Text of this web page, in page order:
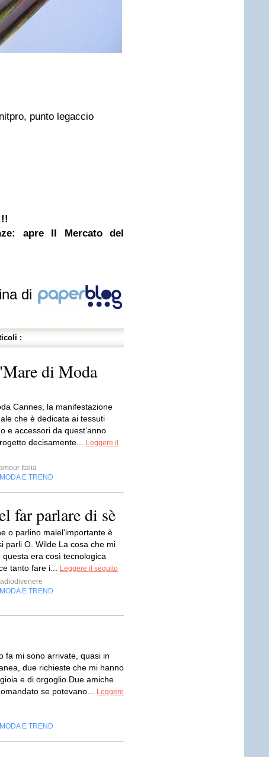
punto legaccio
apre Il Mercato del
di
:
di Moda
Cannes, la manifestazione
che è dedicata ai tessuti
e accessori da quest’anno
decisamente...
Leggere il
Italia
MODA E TREND
far parlare di sè
o parlino malel'importante è
parli O. Wilde La cosa che mi
questa era così tecnologica
tanto fare i...
Leggere il seguito
MODA E TREND
fa mi sono arrivate, quasi in
due richieste che mi hanno
e di orgoglio.Due amiche
se potevano...
Leggere
MODA E TREND